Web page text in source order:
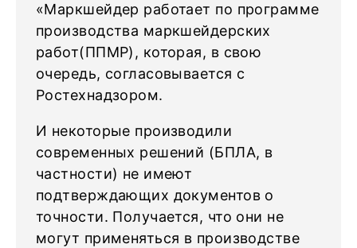
«Маркшейдер работает по программе
производства маркшейдерских
работ(ППМР), которая, в свою
очередь, согласовывается с
Ростехнадзором.
И некоторые производили
современных решений (БПЛА, в
частности) не имеют
подтверждающих документов о
точности. Получается, что они не
могут применяться в производстве